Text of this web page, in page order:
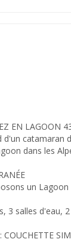
EN LAGOON
catamaran
dans les
un
3 salles d'eau,